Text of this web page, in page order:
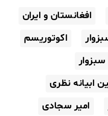
افغانستان و ایران
اکوتوریسم
ابیانه نظری
امیر سجادی